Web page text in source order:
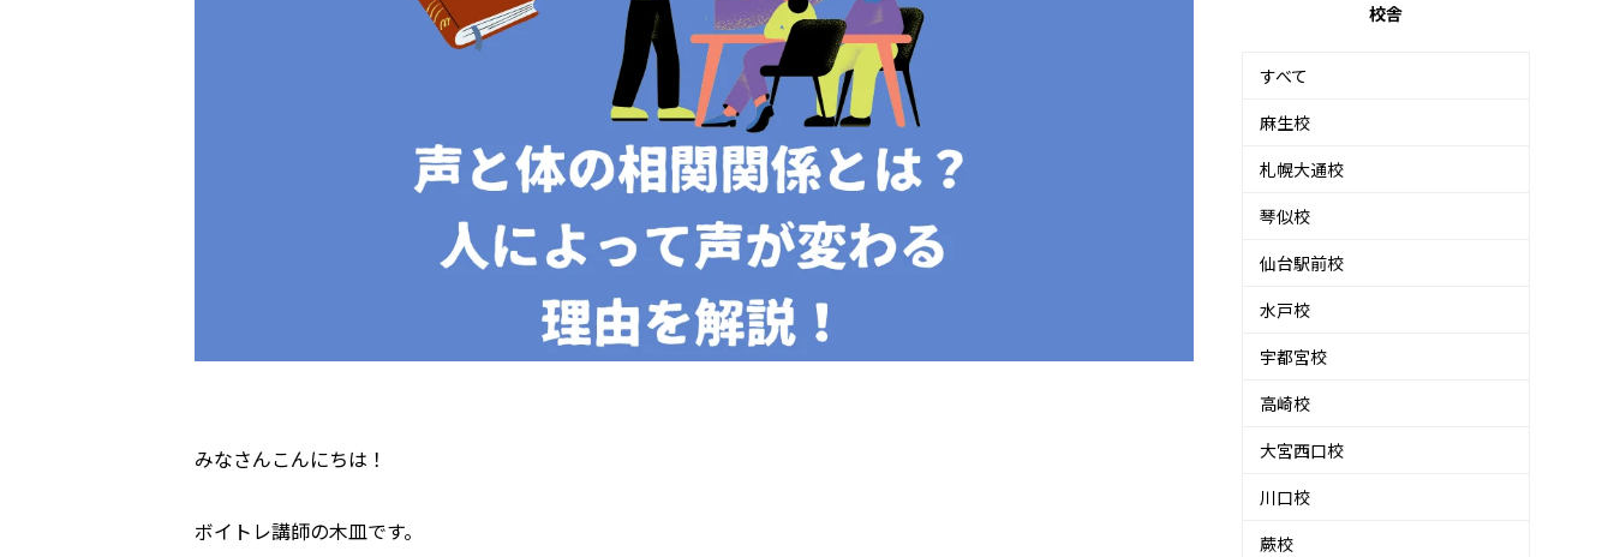
みなさんこんにちは！
ボイトレ講師の木皿です。
校舎
すべて
麻生校
札幌大通校
琴似校
仙台駅前校
水戸校
宇都宮校
高崎校
大宮西口校
川口校
蕨校